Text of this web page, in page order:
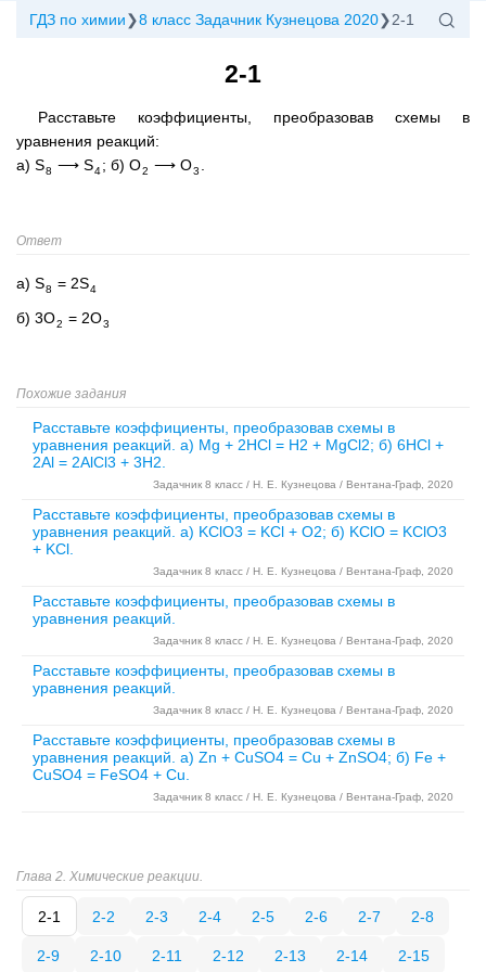
ГДЗ по химии 8 класс Задачник Кузнецова 2020 2-1
2-1
Расставьте коэффициенты, преобразовав схемы в
уравнения реакций:
а) S8 ⟶ S4; б) O2 ⟶ O3
Ответ
а) S8 = 2S4
б) 3O2 = 2O3
Похожие задания
Расставьте коэффициенты, преобразовав схемы в
уравнения реакций. а) Mg + 2HCl = H2 + MgCl2; б) 6HCl +
2Al = 2AlCl3 + 3H2.
Задачник 8 класс / Н. Е. Кузнецова / Вентана-Граф, 2020
Расставьте коэффициенты, преобразовав схемы в
уравнения реакций. а) KClO3 = KCl + O2; б) KClO = KClO3
+ KCl.
Задачник 8 класс / Н. Е. Кузнецова / Вентана-Граф, 2020
Расставьте коэффициенты, преобразовав схемы в
уравнения реакций.
Задачник 8 класс / Н. Е. Кузнецова / Вентана-Граф, 2020
Расставьте коэффициенты, преобразовав схемы в
уравнения реакций.
Задачник 8 класс / Н. Е. Кузнецова / Вентана-Граф, 2020
Расставьте коэффициенты, преобразовав схемы в
уравнения реакций. а) Zn + CuSO4 = Cu + ZnSO4; б) Fe +
CuSO4 = FeSO4 + Cu.
Задачник 8 класс / Н. Е. Кузнецова / Вентана-Граф, 2020
Глава 2. Химические реакции.
2-1 2-2 2-3 2-4 2-5 2-6 2-7 2-8
2-9 2-10 2-11 2-12 2-13 2-14 2-15